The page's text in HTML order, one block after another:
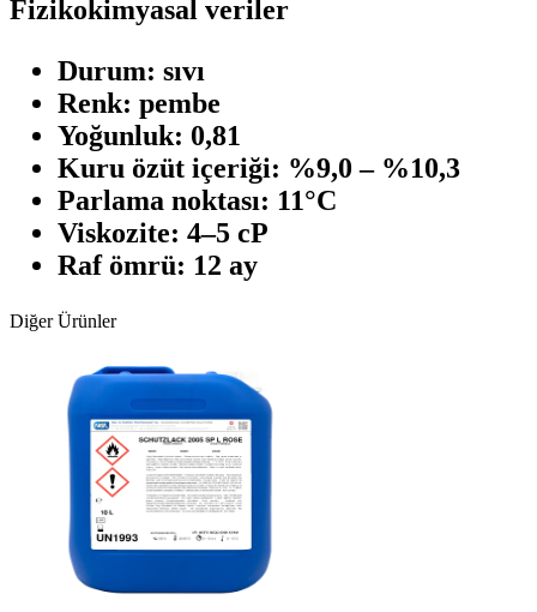
Fizikokimyasal veriler
Durum: sıvı
Renk: pembe
Yoğunluk: 0,81
Kuru özüt içeriği: %9,0 – %10,3
Parlama noktası: 11°C
Viskozite: 4–5 cP
Raf ömrü: 12 ay
Diğer Ürünler